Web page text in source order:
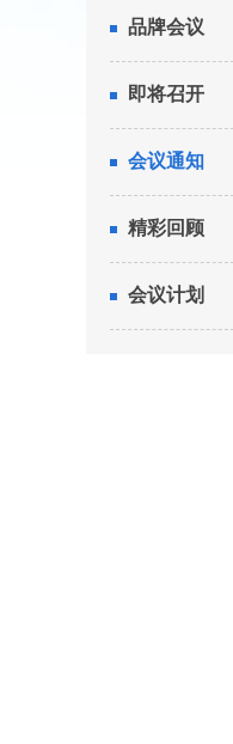
品牌会议
即将召开
会议通知
精彩回顾
会议计划